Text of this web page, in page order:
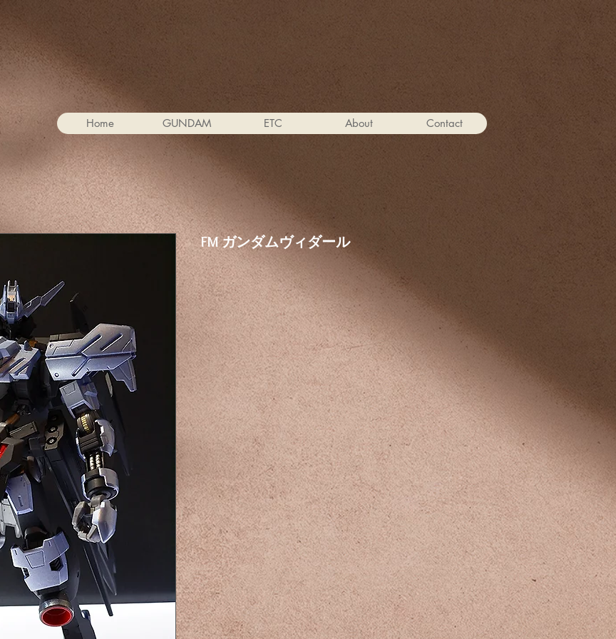
Home GUNDAM ETC About Contact
FM ガンダムヴィダール